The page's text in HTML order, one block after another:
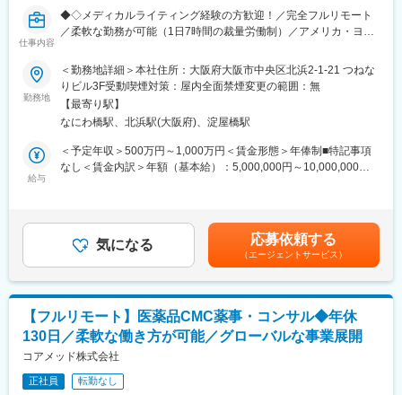
ができ、メーカーと同じレベルの業界知識とマーケット感をアッ
プデートできる環境です。
◎完全在宅勤務のため、拠点（東京・大阪）の近くにお住まいで
なくてもご就業いただけます。
◎お昼休みの時間帯も自由なので、例えばお子様がおられる方の
場合、お子様の通院やご都合に合わせて業務時間を調整できま
（自分の業務が終わるよう業務管理を行う必要はありますが、裁
量の大きい働き方ができます）
※国内出張の頻度は1~3回/年です。（海外出張はほとんどありませ
ん。）
■ワークライフバランス：
同社は、個人が最大限に能力を発揮できるよう働きやすい環境作
りに注力しております。男女問わず在宅勤務が可能です。また、
女性社員も多く、産休・育休取得実績も豊富で9割以上の復職率を
誇っており、長期就業が可能な環境・福利厚生が整っています。
仕事内容
◆◇メディカルライティング経験の方歓迎！／完全フルリモート
／柔軟な勤務が可能（1日7時間の裁量労働制）／アメリカ・ヨー
ティング会社◆◇
■業務概要：
治験相談用資料や試験総括報告書、承認申請資料（CTDなど）の
作成を中心に、医薬品開発における各種ドキュメント作成業務
（英語・日本語）をお任せします。
・オーファンドラッグ指定申請資料
・日本を含む各国規制当局への治験実施計画届（IND等）および
・国際名・一般的名称に関する申請資料
・承認申請書（CTDを含む）
・試験総括報告書（CSR） など
■業務の特徴
・プロジェクトは個人単独ではなく、社内メンバーと連携しなが
勤務地
＜勤務地詳細＞本社住所：大阪府大阪市中央区北浜2-1-21 つねな
りビル3F受動喫煙対策：屋内全面禁煙変更の範囲：無
【最寄り駅】
なにわ橋駅、北浜駅(大阪府)、淀屋橋駅
給与
＜予定年収＞500万円～1,000万円＜賃金形態＞年俸制■特記事項
なし＜賃金内訳＞年額（基本給）：5,000,000円～10,000,000円
安の金額であり、選考を通じて上下する可能性があります。月給
(月額)は固定手当を含めた表記です。
気になる 応募依頼する
（エージェントサービス）
【フルリモート】医薬品CMC薬事・コンサル◆年休
130日／柔軟な働き方が可能／グローバルな事業展開
コアメッド株式会社
正社員 転勤なし